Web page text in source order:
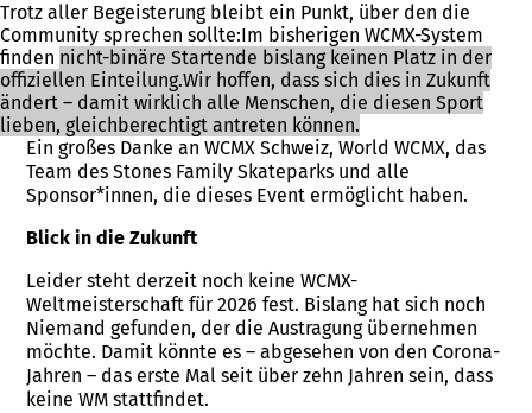
Trotz aller Begeisterung bleibt ein Punkt, über den die
Community sprechen sollte:Im bisherigen WCMX-System
finden nicht-binäre Startende bislang keinen Platz in der
offiziellen Einteilung.Wir hoffen, dass sich dies in Zukunft
ändert – damit wirklich alle Menschen, die diesen Sport
lieben, gleichberechtigt antreten können.
Ein großes Danke an WCMX Schweiz, World WCMX, das
Team des Stones Family Skateparks und alle
Sponsor*innen, die dieses Event ermöglicht haben.
Blick in die Zukunft
Leider steht derzeit noch keine WCMX-
Weltmeisterschaft für 2026 fest. Bislang hat sich noch
Niemand gefunden, der die Austragung übernehmen
möchte. Damit könnte es – abgesehen von den Corona-
Jahren – das erste Mal seit über zehn Jahren sein, dass
keine WM stattfindet.